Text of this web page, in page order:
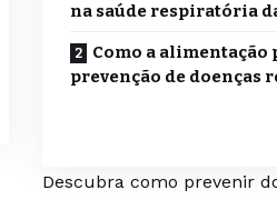
na saúde respiratória
Como a alimentação
prevenção de doenças
Descubra como prevenir